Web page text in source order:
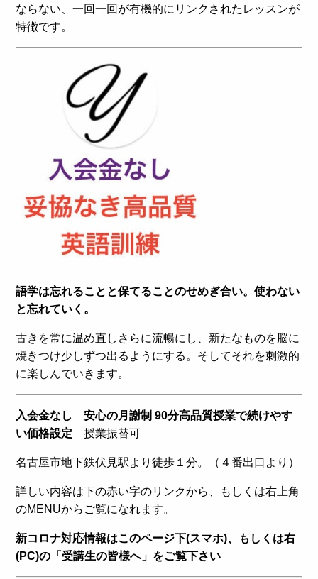
ならない、一回一回が有機的にリンクされたレッスンが
特徴です。
語学は忘れることと保てることのせめぎ合い。使わない
と忘れていく。
古きを常に温め直しさらに流暢にし、新たなものを脳に
焼きつけ少しずつ出るようにする。そしてそれを刺激的
に楽しんでいきます。
入会金なし 安心の月謝制 90分高品質授業で続けやす
い価格設定 授業振替可
名古屋市地下鉄伏見駅より徒歩１分。（４番出口より）
詳しい内容は下の赤い字のリンクから、もしくは右上角
のMENUからご覧になれます。
新コロナ対応情報はこのページ下(スマホ)、もしくは右
(PC)の「受講生の皆様へ」をご覧下さい